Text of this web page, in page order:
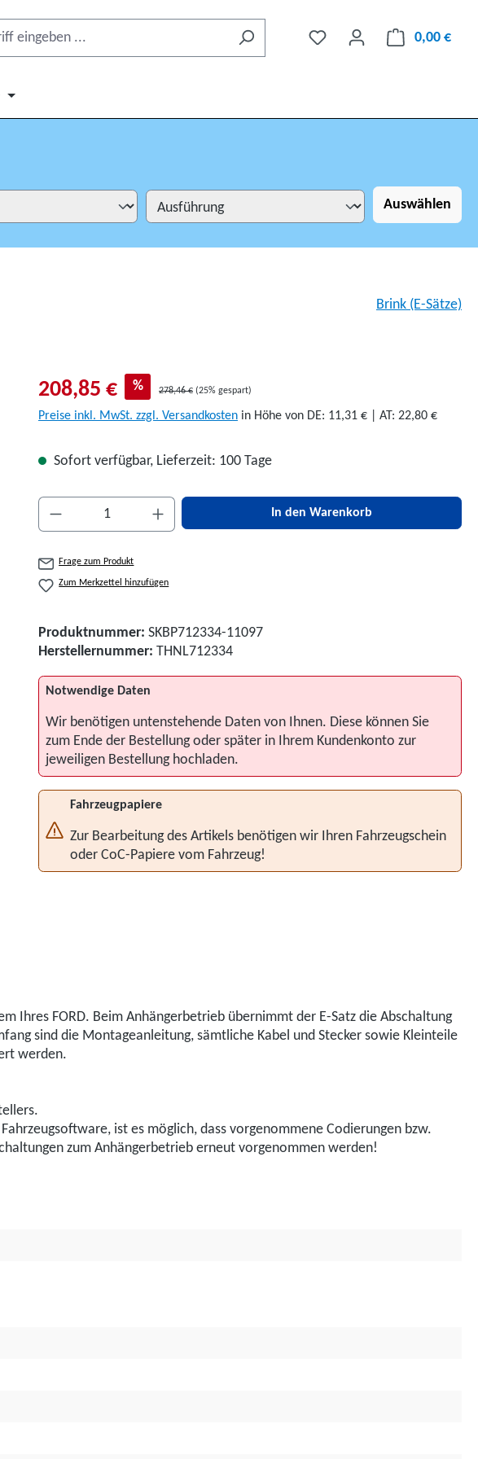
0,00 €
Auswählen
Brink (E-Sätze)
208,85 € % 278,46 € (25% gespart)
Preise inkl. MwSt. zzgl. Versandkosten in Höhe von DE: 11,31 € | AT: 22,80 €
Sofort verfügbar, Lieferzeit: 100 Tage
Produkt Anzahl: Gib den gewünschten Wert ein oder
In den Warenkorb
Frage zum Produkt
Zum Merkzettel hinzufügen
Produktnummer: SKBP712334-11097
Herstellernummer: THNL712334
Notwendige Daten
Wir benötigen untenstehende Daten von Ihnen. Diese können Sie
zum Ende der Bestellung oder später in Ihrem Kundenkonto zur
jeweiligen Bestellung hochladen.
Fahrzeugpapiere
Zur Bearbeitung des Artikels benötigen wir Ihren Fahrzeugschein
oder CoC-Papiere vom Fahrzeug!
Ihres FORD. Beim Anhängerbetrieb übernimmt der E-Satz die Abschaltung
sind die Montageanleitung, sämtliche Kabel und Stecker sowie Kleinteile
werden.
ist es möglich, dass vorgenommene Codierungen bzw.
zum Anhängerbetrieb erneut vorgenommen werden!